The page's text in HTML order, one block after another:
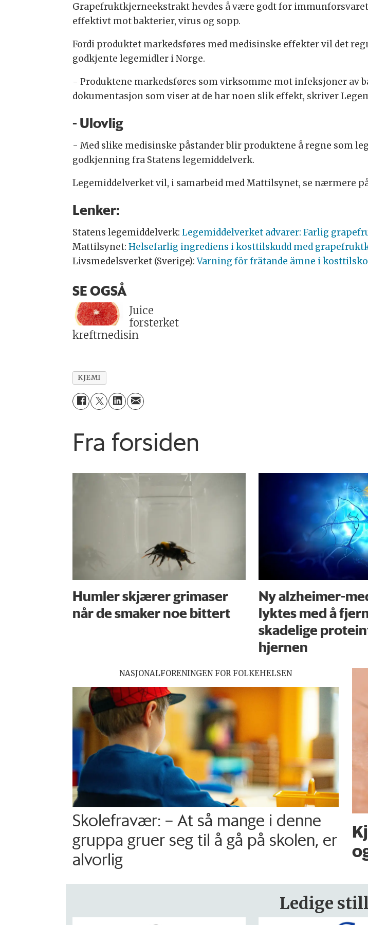
Grapefruktkjerneekstrakt hevdes å være godt for
effektivt mot bakterier, virus og sopp.
Fordi produktet markedsføres med medisinske effekter vil det
godkjente legemidler i Norge.
- Produktene markedsføres som virksomme mot infeksjoner av
dokumentasjon som viser at de har noen slik effekt, skriver
- Ulovlig
- Med slike medisinske påstander blir produktene å regne som
godkjenning fra Statens legemiddelverk.
Legemiddelverket vil, i samarbeid med Mattilsynet, se nærmere
Lenker:
Statens legemiddelverk: Legemiddelverket advarer: Farlig
Mattilsynet: Helsefarlig ingrediens i kosttilskudd med
Livsmedelsverket (Sverige):Varning för frätande ämne i
SE OGSÅ
Juice
forsterket
kreftmedisin
KJEMI
Fra forsiden
Humler skjærer grimaser
når de smaker noe bittert
Ny alzheimer-
lyktes med å
skadelige
hjernen
NASJONALFORENINGEN FOR FOLKEHELSEN
Skolefravær: – At så mange i denne
gruppa gruer seg til å gå på skolen, er
alvorlig
Ledige